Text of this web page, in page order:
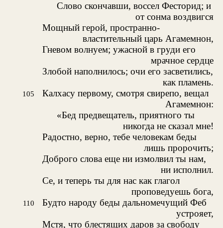
Слово скончавши, воссел Фесторид; и
от сонма воздвигся
Мощный герой, пространно-
властительный царь Агамемнон,
Гневом волнуем; ужасной в груди его
мрачное сердце
Злобой наполнилось; очи его засветились,
как пламень.
105
Калхасу первому, смотря свирепо, вещал
Агамемнон:
«Бед предвещатель, приятного ты
никогда не сказал мне!
Радостно, верно, тебе человекам беды
лишь пророчить;
Доброго слова еще ни измолвил ты нам,
ни исполнил.
Се, и теперь ты для нас как глагол
проповедуешь бога,
110
Будто народу беды дальномечущий Феб
устрояет,
Мстя, что блестящих даров за свободу